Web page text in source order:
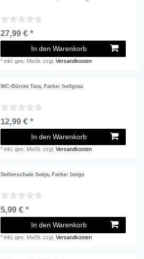
27,99 € *
In den Warenkorb
*inkl. ges. MwSt. zzgl.Versandkosten
WC-Bürste Tara, Farbe: hellgrau
12,99 € *
In den Warenkorb
*inkl. ges. MwSt. zzgl.Versandkosten
Seifenschale Sveja, Farbe: beige
5,99 € *
In den Warenkorb
*inkl. ges. MwSt. zzgl.Versandkosten